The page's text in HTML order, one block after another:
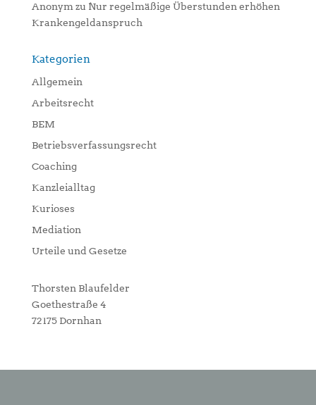
Anonym zu Nur regelmäßige Überstunden erhöhen
Krankengeldanspruch
Kategorien
Allgemein
Arbeitsrecht
BEM
Betriebsverfassungsrecht
Coaching
Kanzleialltag
Kurioses
Mediation
Urteile und Gesetze
Thorsten Blaufelder
Goethestraße 4
72175 Dornhan